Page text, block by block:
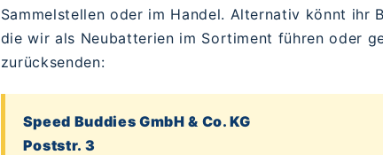
Sammelstellen oder im Handel. Alternativ könnt ihr
die wir als Neubatterien im Sortiment führen oder
zurücksenden:
Speed Buddies GmbH & Co. KG
Poststr. 3